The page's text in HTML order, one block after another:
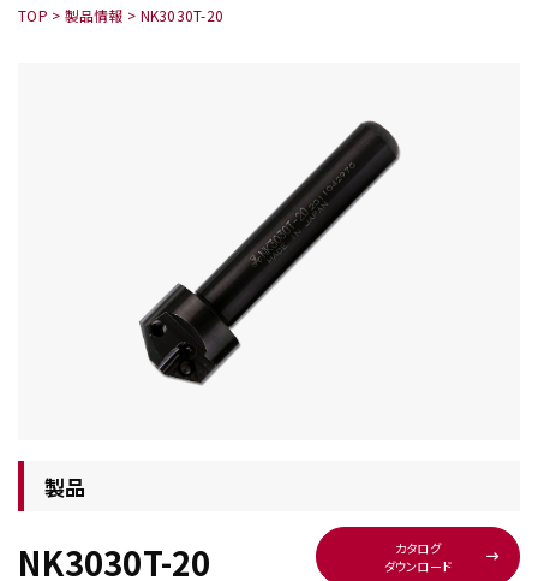
工具・部品一覧
TOP > 製品情報 > NK3030T-20
製品
NK3030T-20
カタログ
ダウンロード